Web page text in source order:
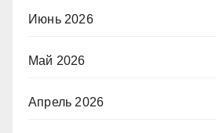
Июнь 2026
Май 2026
Апрель 2026